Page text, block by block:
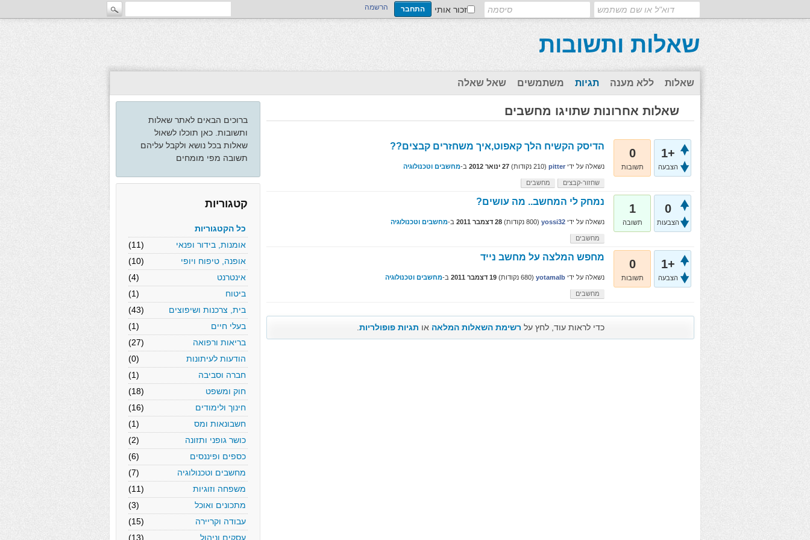
זכור אותי הרשמה
שאלות ותשובות
שאלות ללא מענה תגיות משתמשים שאל שאלה
ברוכים הבאים לאתר שאלות
ותשובות. כאן תוכלו לשאול
שאלות בכל נושא ולקבל עליהם
תשובה מפי מומחים
קטגוריות
כל הקטגוריות
אומנות, בידור ופנאי
(11)
אופנה, טיפוח ויופי
(10)
אינטרנט
(4)
ביטוח
(1)
בית, צרכנות ושיפוצים
(43)
בעלי חיים
(1)
בריאות ורפואה
(27)
הודעות לעיתונות
(0)
חברה וסביבה
(1)
חוק ומשפט
(18)
חינוך ולימודים
(16)
חשבונאות ומס
(1)
כושר גופני ותזונה
(2)
כספים ופיננסים
(6)
מחשבים וטכנולוגיה
(7)
משפחה וזוגיות
(11)
מתכונים ואוכל
(3)
עבודה וקריירה
(15)
עסקים וניהול
(13)
שאלות אחרונות שתויגו מחשבים
+1
הצבעה
0
תשובות
הדיסק הקשיח הלך קאפוט,איך משחזרים קבצים??
נשאלה על ידי pitter
(
210 נקודות) 27 ינואר 2012 ב-מחשבים וטכנולוגיה
שחזור-קבצים מחשבים
0
הצבעות
1
תשובה
נמחק לי המחשב.. מה עושים?
נשאלה על ידי yossi32
(
800 נקודות) 28 דצמבר 2011 ב-מחשבים וטכנולוגיה
מחשבים
+1
הצבעה
0
תשובות
מחפש המלצה על מחשב נייד
נשאלה על ידי yotamalb
(
680 נקודות) 19 דצמבר 2011 ב-מחשבים וטכנולוגיה
מחשבים
כדי לראות עוד, לחץ על רשימת השאלות המלאה או תגיות פופולריות